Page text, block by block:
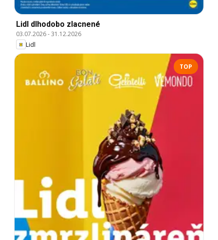
Lidl dlhodobo zlacnené
03.07.2026-31.12.2026
Lidl
TOP